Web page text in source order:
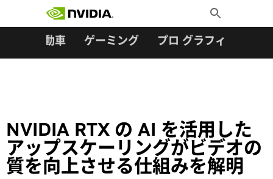
Toggle
Search
自動車 ゲーミング プロ グラフィックス
NVIDIA RTX の AI を活用した
アップスケーリングがビデオの
質を向上させる仕組みを解明